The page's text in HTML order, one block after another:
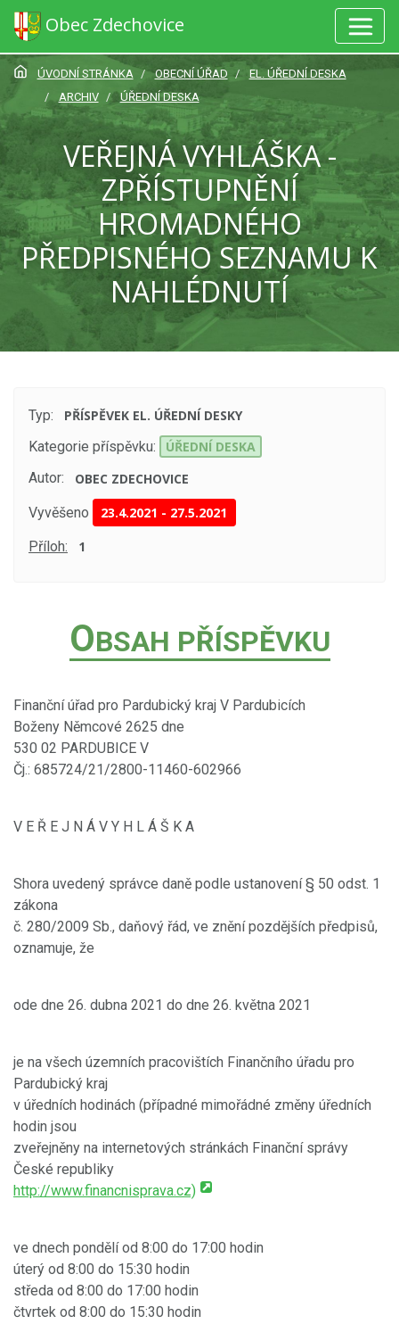
Obec Zdechovice
ÚVODNÍ STRÁNKA OBECNÍ ÚŘAD
EL. ÚŘEDNÍ DESKA
ARCHIV
ÚŘEDNÍ DESKA
VEŘEJNÁ VYHLÁŠKA -
ZPŘÍSTUPNĚNÍ
HROMADNÉHO
PŘEDPISNÉHO SEZNAMU K
NAHLÉDNUTÍ
Typ:
PŘÍSPĚVEK EL. ÚŘEDNÍ DESKY
Kategorie příspěvku:
ÚŘEDNÍ DESKA
Autor:
OBEC ZDECHOVICE
Vyvěšeno 23.4.2021 - 27.5.2021
Příloh: 1
OBSAH PŘÍSPĚVKU
Finanční úřad pro Pardubický kraj V Pardubicích
Boženy Němcové 2625 dne
530 02 PARDUBICE V
Čj.: 685724/21/2800-11460-602966
V E Ř E J N Á V Y H L Á Š K A
Shora uvedený správce daně podle ustanovení § 50 odst. 1
zákona
č. 280/2009 Sb., daňový řád, ve znění pozdějších předpisů,
oznamuje, že
ode dne 26. dubna 2021 do dne 26. května 2021
je na všech územních pracovištích Finančního úřadu pro
Pardubický kraj
v úředních hodinách (případné mimořádné změny úředních
hodin jsou
zveřejněny na internetových stránkách Finanční správy
České republiky
http://www.financnisprava.cz)
ve dnech pondělí od 8:00 do 17:00 hodin
úterý od 8:00 do 15:30 hodin
středa od 8:00 do 17:00 hodin
čtvrtek od 8:00 do 15:30 hodin